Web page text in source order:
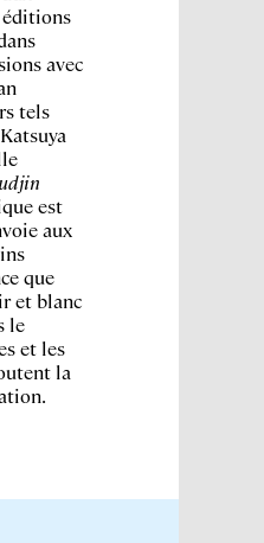
avec
tels
est
aux
que
et blanc
le
et les
la